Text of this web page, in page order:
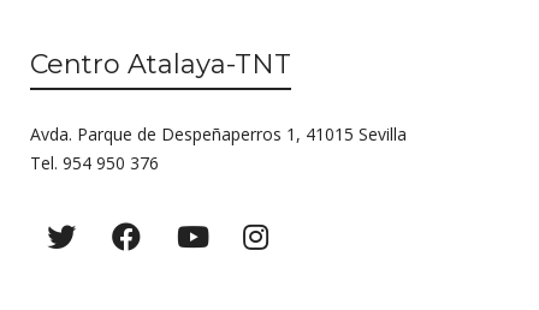
Centro Atalaya-TNT
Avda. Parque de Despeñaperros 1, 41015 Sevilla
Tel. 954 950 376